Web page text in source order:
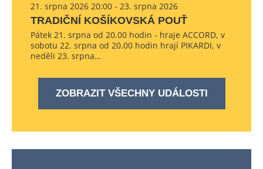
21. srpna 2026 20:00 - 23. srpna 2026
TRADIČNÍ KOŠÍKOVSKÁ POUŤ
Pátek 21. srpna od 20.00 hodin - hraje ACCORD, v
sobotu 22. srpna od 20.00 hodin hrají PIKARDI, v
neděli 23. srpna…
ZOBRAZIT VŠECHNY UDÁLOSTI